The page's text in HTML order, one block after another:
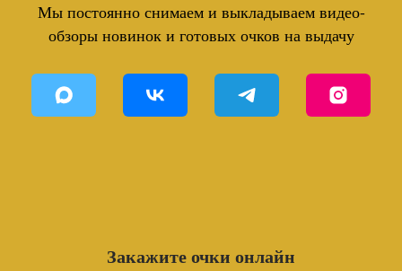
Мы постоянно снимаем и выкладываем видео-
обзоры новинок и готовых очков на выдачу
Закажите очки онлайн